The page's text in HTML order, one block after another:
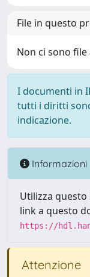
File in questo
Non ci sono
I documenti in
tutti i diritti
indicazione.
Informazioni
Utilizza
link a questo
https://
Attenzione